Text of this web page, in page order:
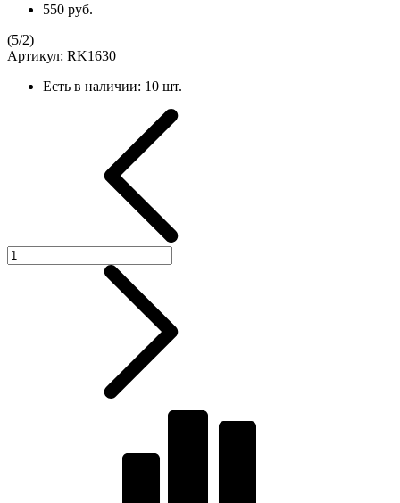
550 руб.
(5/2)
Артикул: RK1630
Есть в наличии: 10 шт.